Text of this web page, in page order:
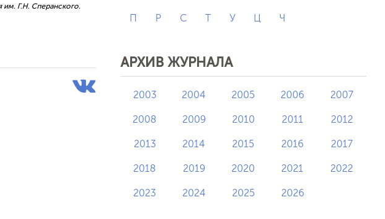
им. Г.Н. Сперанского.
П Р С Т У Ц Ч
АРХИВ ЖУРНАЛА
2003 2004 2005 2006 2007
2008 2009 2010 2011 2012
2013 2014 2015 2016 2017
2018 2019 2020 2021 2022
2023 2024 2025 2026